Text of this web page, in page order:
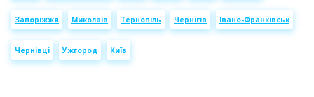
Запоріжжя Миколаїв Тернопіль Чернігів Івано-Франківськ
Чернівці Ужгород Київ